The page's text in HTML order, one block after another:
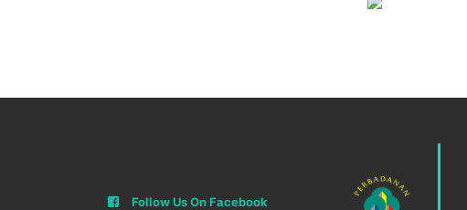
Follow Us On Facebook